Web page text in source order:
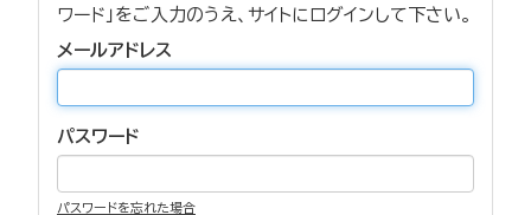
ワード」をご入力のうえ、サイトにログインして下さい。
メールアドレス
パスワード
パスワードを忘れた場合